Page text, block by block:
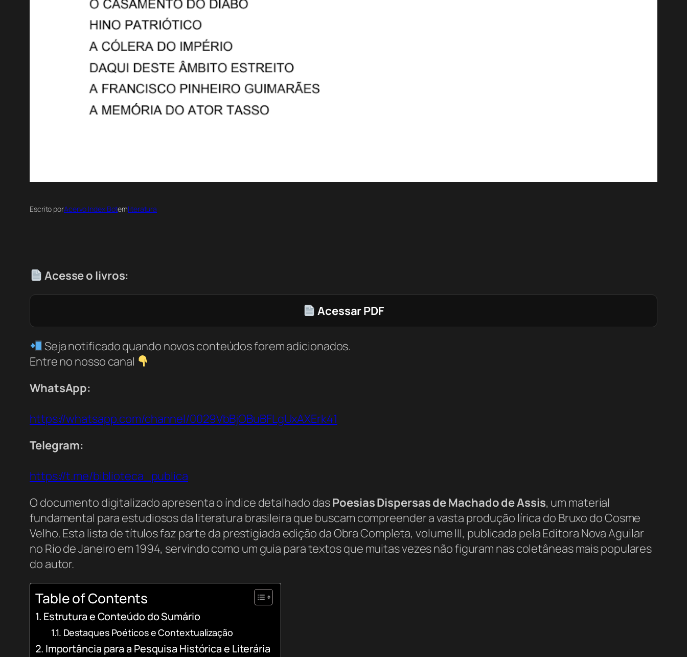
Escrito porAcervo Index Botemliteratura
Acesse o livros:
Acessar PDF
Seja notificado quando novos conteúdos forem adicionados.
Entre no nosso canal
WhatsApp:
https://whatsapp.com/channel/0029VbBjOBuBFLgUxAXErk41
Telegram:
https://t.me/biblioteca_publica
O documento digitalizado apresenta o índice detalhado dasPoesias Dispersas de Machado de Assis, um material
fundamental para estudiosos da literatura brasileira que buscam compreender a vasta produção lírica do Bruxo do Cosme
Velho. Esta lista de títulos faz parte da prestigiada edição daObra Completa, volume III, publicada pela Editora Nova Aguilar
no Rio de Janeiro em 1994, servindo como um guia para textos que muitas vezes não figuram nas coletâneas mais populares
do autor.
Table of Contents
Estrutura e Conteúdo do Sumário
Destaques Poéticos e Contextualização
Importância para a Pesquisa Histórica e Literária